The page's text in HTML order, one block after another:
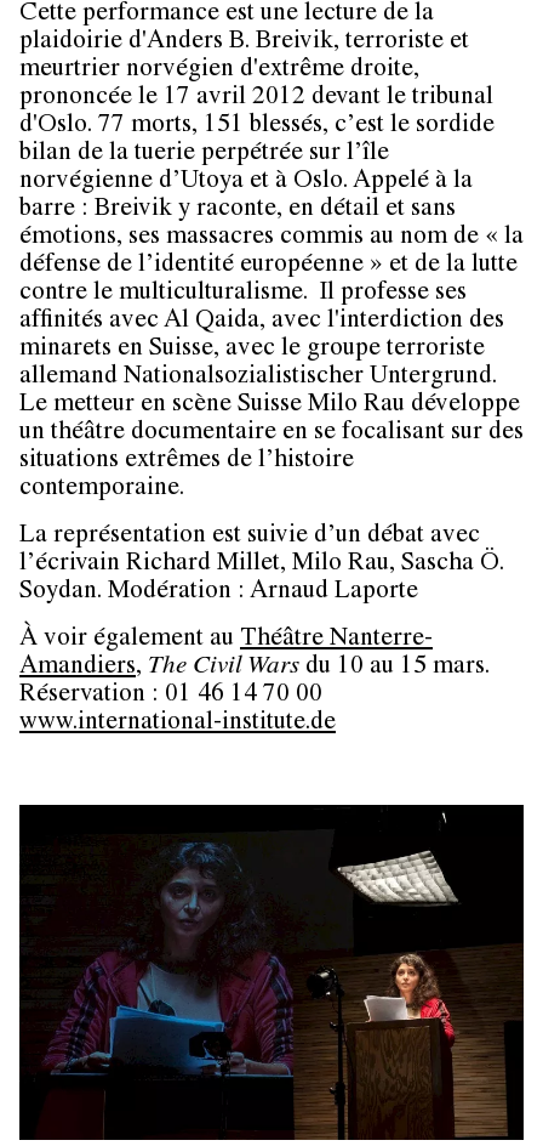
Cette performance est une lecture de la
plaidoirie d'Anders B. Breivik, terroriste et
meurtrier norvégien d'extrême droite,
prononcée le 17 avril 2012 devant le tribunal
d'Oslo. 77 morts, 151 blessés, c’est le sordide
bilan de la tuerie perpétrée sur l’île
norvégienne d’Utoya et à Oslo. Appelé à la
barre : Breivik y raconte, en détail et sans
émotions, ses massacres commis au nom de « la
défense de l’identité européenne » et de la lutte
contre le multiculturalisme. Il professe ses
affinités avec Al Qaida, avec l'interdiction des
minarets en Suisse, avec le groupe terroriste
allemand Nationalsozialistischer Untergrund.
Le metteur en scène Suisse Milo Rau développe
un théâtre documentaire en se focalisant sur des
situations extrêmes de l’histoire
contemporaine.
La représentation est suivie d’un débat avec
l’écrivain Richard Millet, Milo Rau, Sascha Ö.
Soydan. Modération : Arnaud Laporte
À voir également au Théâtre Nanterre-
Amandiers, The Civil Wars du 10 au 15 mars.
Réservation : 01 46 14 70 00
www.international-institute.de